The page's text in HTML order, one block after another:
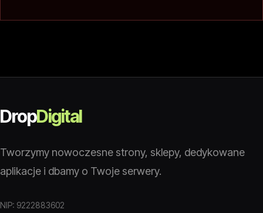
DropDigital
Tworzymy nowoczesne strony, sklepy, dedykowane
aplikacje i dbamy o Twoje serwery.
NIP: 9222883602